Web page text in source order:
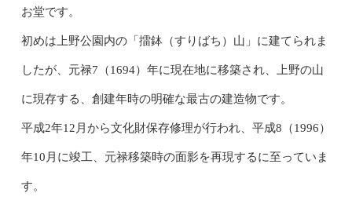
お堂です。
初めは上野公園内の「擂鉢（すりばち）山」に建てられま
したが、元禄7（1694）年に現在地に移築され、上野の山
に現存する、創建年時の明確な最古の建造物です。
平成2年12月から文化財保存修理が行われ、平成8（1996）
年10月に竣工、元禄移築時の面影を再現するに至っていま
す。